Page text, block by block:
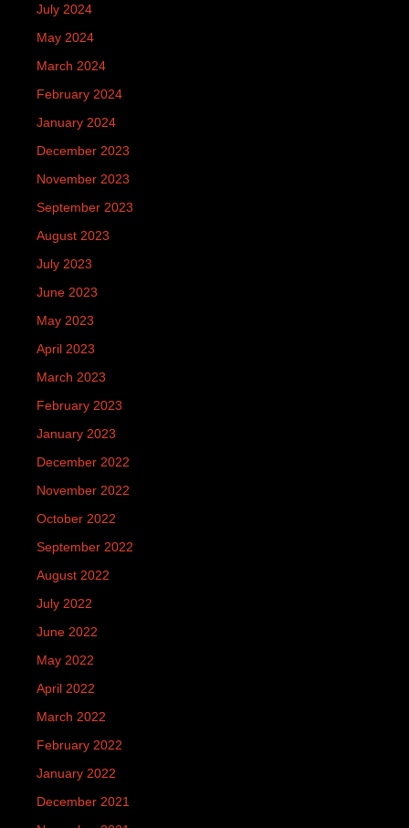
July 2024
May 2024
March 2024
February 2024
January 2024
December 2023
November 2023
September 2023
August 2023
July 2023
June 2023
May 2023
April 2023
March 2023
February 2023
January 2023
December 2022
November 2022
October 2022
September 2022
August 2022
July 2022
June 2022
May 2022
April 2022
March 2022
February 2022
January 2022
December 2021